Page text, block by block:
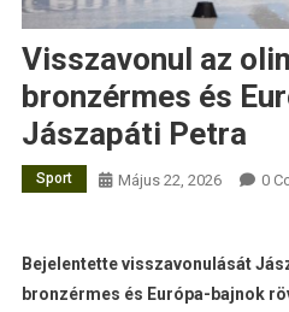
Visszavonul az
bronzérmes és
Jászapáti Petra
Sport Május 22, 2026 0
Bejelentette visszavonulását
bronzérmes és Európa-bajnok